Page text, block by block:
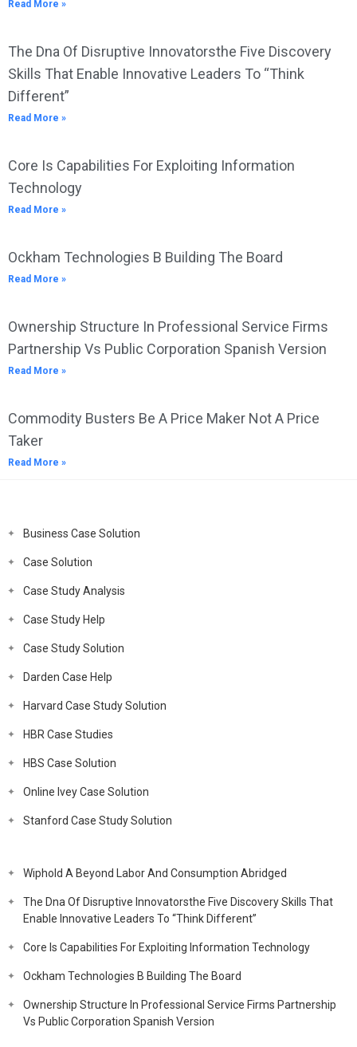
Read More »
The Dna Of Disruptive Innovatorsthe Five Discovery
Skills That Enable Innovative Leaders To “Think
Different”
Read More »
Core Is Capabilities For Exploiting Information
Technology
Read More »
Ockham Technologies B Building The Board
Read More »
Ownership Structure In Professional Service Firms
Partnership Vs Public Corporation Spanish Version
Read More »
Commodity Busters Be A Price Maker Not A Price
Taker
Read More »
Business Case Solution
Case Solution
Case Study Analysis
Case Study Help
Case Study Solution
Darden Case Help
Harvard Case Study Solution
HBR Case Studies
HBS Case Solution
Online Ivey Case Solution
Stanford Case Study Solution
Wiphold A Beyond Labor And Consumption Abridged
The Dna Of Disruptive Innovatorsthe Five Discovery Skills That
Enable Innovative Leaders To “Think Different”
Core Is Capabilities For Exploiting Information Technology
Ockham Technologies B Building The Board
Ownership Structure In Professional Service Firms Partnership
Vs Public Corporation Spanish Version